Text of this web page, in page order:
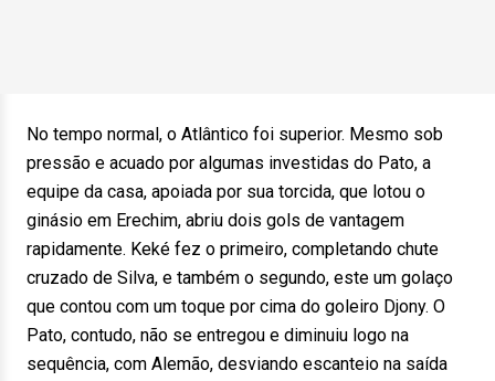
No tempo normal, o Atlântico foi superior. Mesmo sob
pressão e acuado por algumas investidas do Pato, a
equipe da casa, apoiada por sua torcida, que lotou o
ginásio em Erechim, abriu dois gols de vantagem
rapidamente. Keké fez o primeiro, completando chute
cruzado de Silva, e também o segundo, este um golaço
que contou com um toque por cima do goleiro Djony. O
Pato, contudo, não se entregou e diminuiu logo na
sequência, com Alemão, desviando escanteio na saída